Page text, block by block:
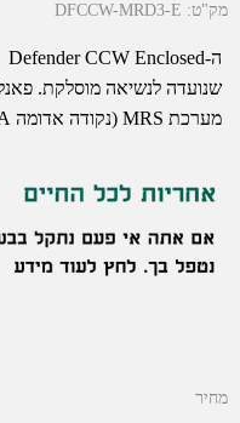
מק"ט: DFCCW-MRD3-E
מערכת MRS (נקודה אדומה 3MOA ועיגול 32MOA)
מחיר